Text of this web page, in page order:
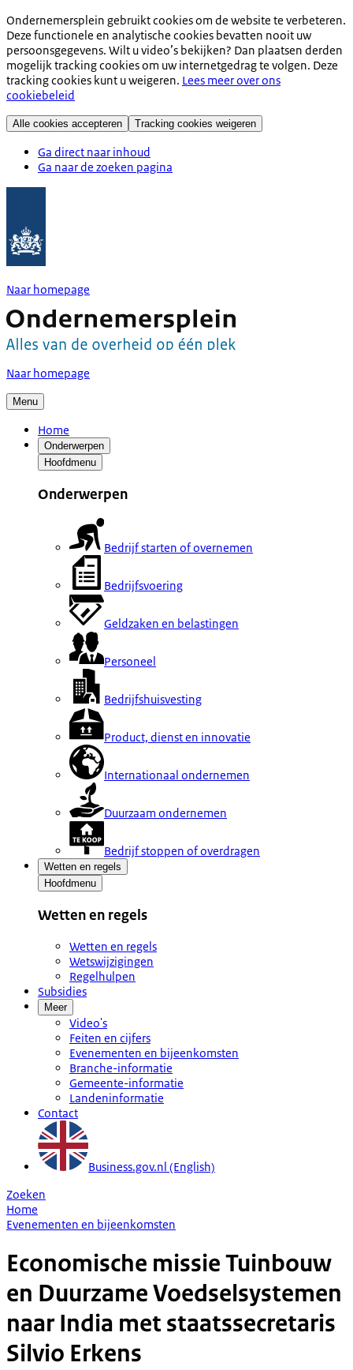
Ondernemersplein gebruikt cookies om de website te verbeteren.
Deze functionele en analytische cookies bevatten nooit uw
persoonsgegevens. Wilt u video’s bekijken? Dan plaatsen derden
mogelijk tracking cookies om uw internetgedrag te volgen. Deze
tracking cookies kunt u weigeren. Lees meer over ons
cookiebeleid
Alle cookies accepteren Tracking cookies weigeren
Ga direct naar inhoud
Ga naar de zoeken pagina
Naar homepage
Naar homepage
Menu
Home
Onderwerpen
Hoofdmenu
Onderwerpen
Bedrijf starten of overnemen
Bedrijfsvoering
Geldzaken en belastingen
Personeel
Bedrijfshuisvesting
Product, dienst en innovatie
Internationaal ondernemen
Duurzaam ondernemen
Bedrijf stoppen of overdragen
Wetten en regels
Hoofdmenu
Wetten en regels
Wetten en regels
Wetswijzigingen
Regelhulpen
Subsidies
Meer
Video's
Feiten en cijfers
Evenementen en bijeenkomsten
Branche-informatie
Gemeente-informatie
Landeninformatie
Contact
Business.gov.nl (English)
Zoeken
Home
Evenementen en bijeenkomsten
Economische missie Tuinbouw
en Duurzame Voedselsystemen
naar India met staatssecretaris
Silvio Erkens